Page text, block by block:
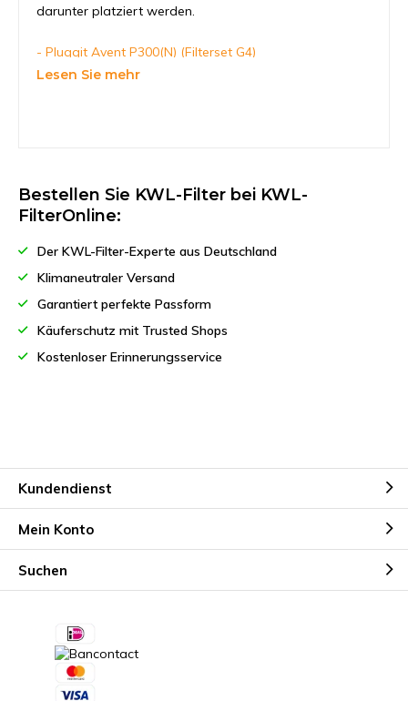
darunter platziert werden.
- Pluggit Avent P300(N) (Filterset G4)
- Pluggit Avent P300(N) (Pollenfilterset G4/F7)
Lesen Sie mehr
Bestellen Sie KWL-Filter bei KWL-
FilterOnline:
Der KWL-Filter-Experte aus Deutschland
Klimaneutraler Versand
Garantiert perfekte Passform
Käuferschutz mit Trusted Shops
Kostenloser Erinnerungsservice
Kundendienst
Mein Konto
Suchen